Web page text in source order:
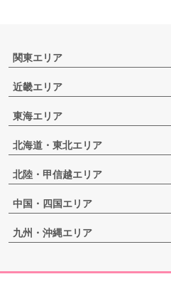
関東エリア
近畿エリア
東海エリア
北海道・東北エリア
北陸・甲信越エリア
中国・四国エリア
九州・沖縄エリア